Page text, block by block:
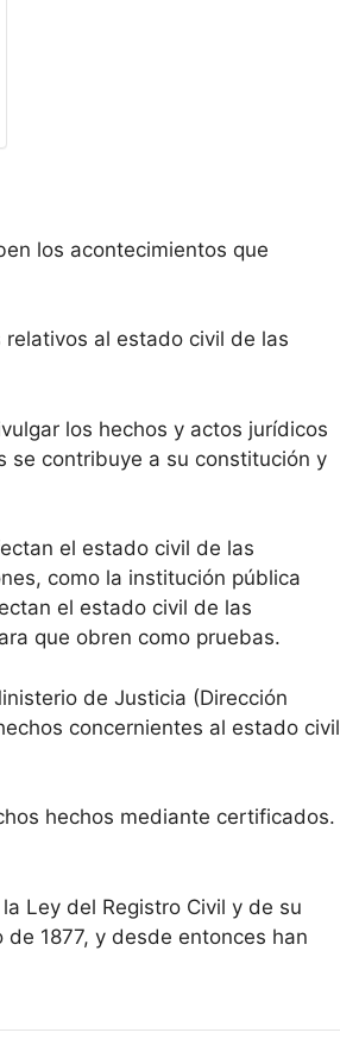
los acontecimientos que
al estado civil de las
los hechos y actos jurídicos
se contribuye a su constitución y
el estado civil de las
como la institución pública
el estado civil de las
que obren como pruebas.
de Justicia (Dirección
concernientes al estado civil
hechos mediante certificados.
Ley del Registro Civil y de su
1877, y desde entonces han